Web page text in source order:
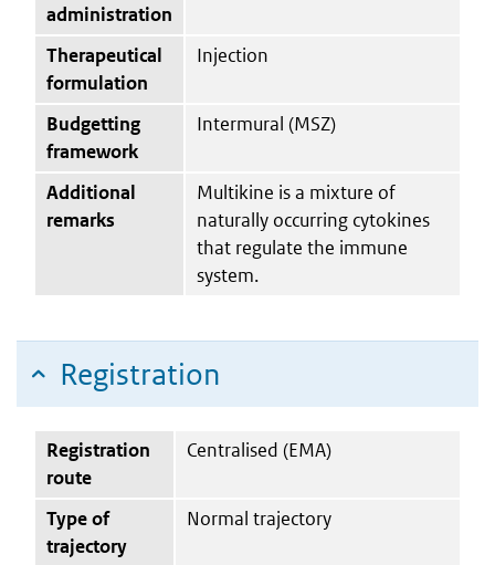
administration
Therapeutical
formulation
Injection
Budgetting
framework
Intermural (MSZ)
Additional
remarks
Multikine is a mixture of
naturally occurring cytokines
that regulate the immune
system.
Registration
Registration
route
Centralised (EMA)
Type of
trajectory
Normal trajectory